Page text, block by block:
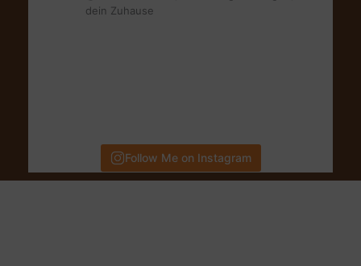
dein Zuhause
Follow Me on Instagram